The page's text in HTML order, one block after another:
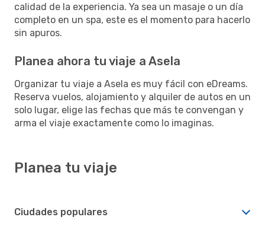
calidad de la experiencia. Ya sea un masaje o un día
completo en un spa, este es el momento para hacerlo
sin apuros.
Planea ahora tu viaje a Asela
Organizar tu viaje a Asela es muy fácil con eDreams.
Reserva vuelos, alojamiento y alquiler de autos en un
solo lugar, elige las fechas que más te convengan y
arma el viaje exactamente como lo imaginas.
Planea tu viaje
Ciudades populares